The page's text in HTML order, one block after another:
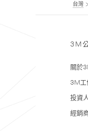
台灣
3M
關於
3M工
投資
經銷